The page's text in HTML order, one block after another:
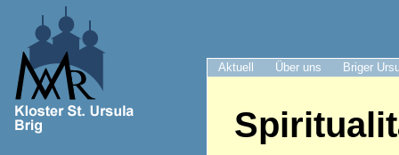
Aktuell Über uns Briger